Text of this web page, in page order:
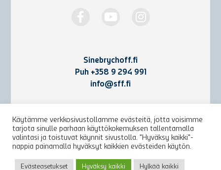
Sinebrychoff.fi
Puh +358 9 294 991
info@sff.fi
Yhteystiedot
Käyttöehdot ja rekisteriseloste
Arkisto
Käytämme verkkosivustollamme evästeitä, jotta voisimme
tarjota sinulle parhaan käyttökokemuksen tallentamalla
valintasi ja toistuvat käynnit sivustolla. "Hyväksy kaikki"-
nappia painamalla hyväksyt kaikkien evästeiden käytön.
Evästeasetukset Hyväksy kaikki Hylkää kaikki